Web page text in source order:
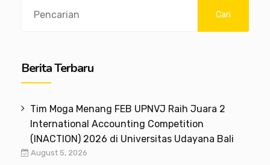
Cari
Berita Terbaru
Tim Moga Menang FEB UPNVJ Raih Juara 2
International Accounting Competition
(INACTION) 2026 di Universitas Udayana Bali
August 5, 2026